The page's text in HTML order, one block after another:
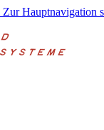
Zur Hauptnavigation